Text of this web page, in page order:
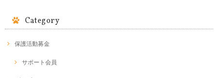
Category
保護活動募金
サポート会員